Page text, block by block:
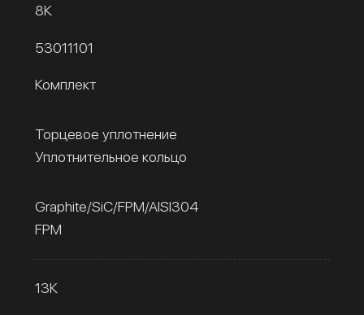
8К
53011101
Комплект
Торцевое уплотнение
Уплотнительное кольцо
Graphite/SiC/FPM/AISI304
FPM
13К